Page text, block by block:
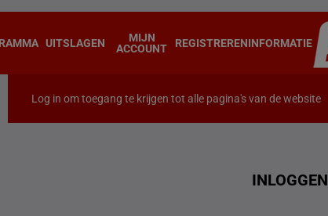
UITSLAGEN
MIJN
ACCOUNT
REGISTRERENINFORMATIE
Log in om toegang te krijgen tot alle pagina's van de website
INLOGGEN